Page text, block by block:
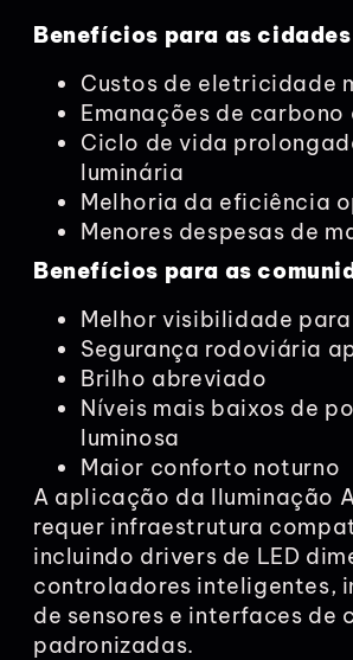
Benefícios para as cidades
Custos de eletricidade
Emanações de
Ciclo de vida
luminária
Melhoria da eficiência
Menores despesas de
Benefícios para as
Melhor visibilidade
Segurança rodoviária
Brilho abreviado
Níveis mais baixos de
luminosa
Maior conforto noturno
A aplicação da Iluminação
requer infraestrutura
incluindo drivers de LED
controladores inteligentes,
de sensores e interfaces de
padronizadas.